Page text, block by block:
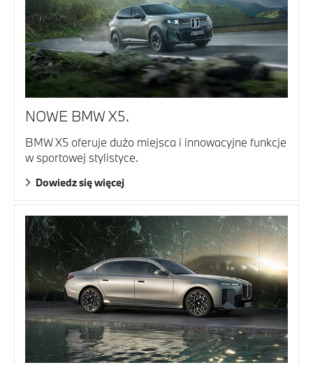
NOWE BMW X5.
BMW X5 oferuje dużo miejsca i innowacyjne funkcje
w sportowej stylistyce.
Dowiedz się więcej